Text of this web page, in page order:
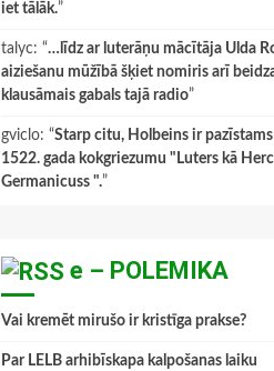
iet tālāk.”
talyc: “…līdz ar luterāņu mācītāja Ulda
aiziešanu mūžībā šķiet nomiris arī
klausāmais gabals tajā radio”
gviclo: “Starp citu, Holbeins ir
1522. gada kokgriezumu "Luters kā
Germanicuss ".”
e – POLEMIKA
Vai kremēt mirušo ir kristīga prakse?
Par LELB arhibīskapa kalpošanas laiku